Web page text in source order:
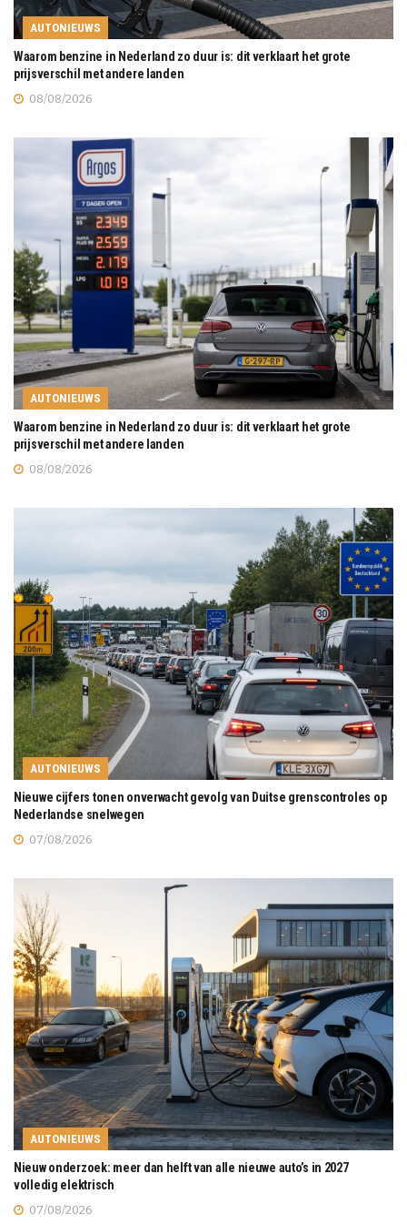
AUTONIEUWS
Waarom benzine in Nederland zo duur is: dit verklaart het grote
prijsverschil met andere landen
08/08/2026
AUTONIEUWS
Waarom benzine in Nederland zo duur is: dit verklaart het grote
prijsverschil met andere landen
08/08/2026
AUTONIEUWS
Nieuwe cijfers tonen onverwacht gevolg van Duitse grenscontroles op
Nederlandse snelwegen
07/08/2026
AUTONIEUWS
Nieuw onderzoek: meer dan helft van alle nieuwe auto’s in 2027
volledig elektrisch
07/08/2026